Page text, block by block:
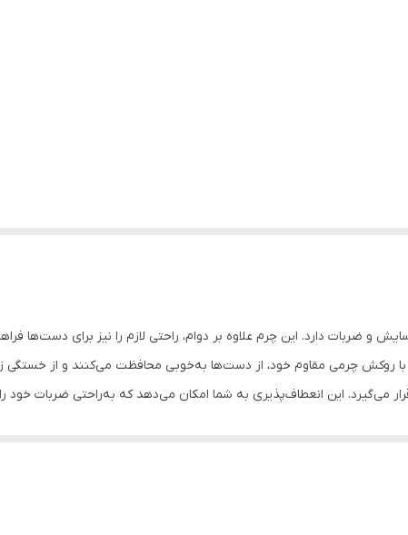
و ضربات دارد. این چرم علاوه بر دوام، راحتی لازم را نیز برای دست‌ها
روکش چرمی مقاوم خود، از دست‌ها به‌خوبی محافظت می‌کنند و از خستگی
این انعطاف‌پذیری به شما امکان می‌دهد که به‌راحتی ضربات خود را
کیک بوکس سایر توضیحات: تولید شده از بهترین نوع چرم گاوی